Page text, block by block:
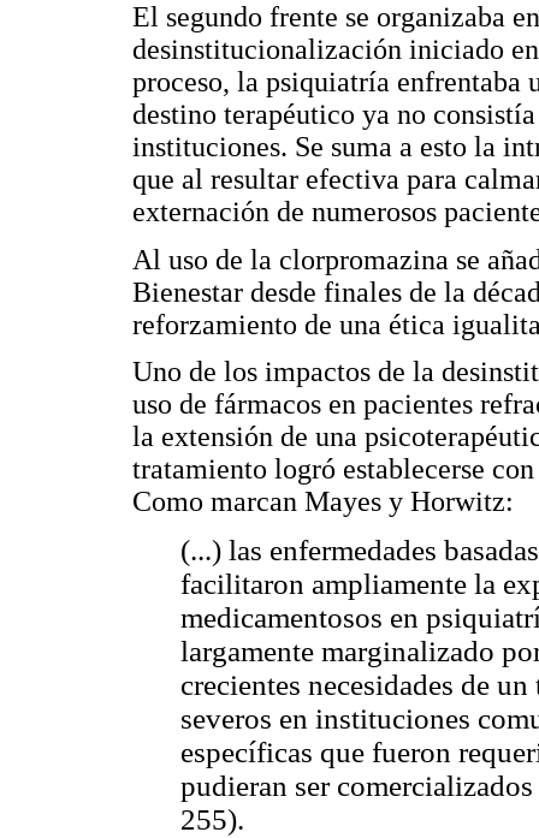
El segundo frente se organizaba
desinstitucionalización iniciado
proceso, la psiquiatría enfrentaba
destino terapéutico ya no
instituciones. Se suma a esto la
que al resultar efectiva para
externación de numerosos
Al uso de la clorpromazina se
Bienestar desde finales de la
reforzamiento de una ética
Uno de los impactos de la
uso de fármacos en pacientes
la extensión de una
tratamiento logró establecerse
Como marcan Mayes y Horwitz:
(...) las enfermedades
facilitaron ampliamente la
medicamentosos en
largamente marginalizado
crecientes necesidades de
severos en instituciones
específicas que fueron
pudieran ser
255).